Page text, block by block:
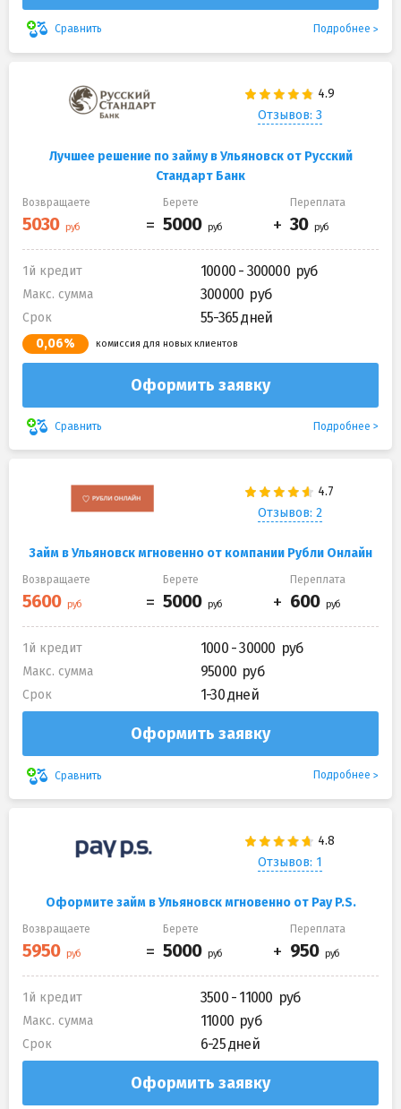
Сравнить Подробнее
Отзывов: 3
Лучшее решение по займу в Ульяновск от Русский
Стандарт Банк
Возвращаете Берете Переплата
1й кредит 10000 - 300000
Макс. сумма 300000
Срок 55-365 дней
0,06% комиссия для новых клиентов
Оформить заявку
Сравнить Подробнее
Отзывов: 2
Займ в Ульяновск мгновенно от компании Рубли Онлайн
Возвращаете Берете Переплата
1й кредит 1000 - 30000
Макс. сумма 95000
Срок 1-30 дней
Оформить заявку
Сравнить Подробнее
Отзывов: 1
Оформите займ в Ульяновск мгновенно от Pay P.S.
Возвращаете Берете Переплата
1й кредит 3500 - 11000
Макс. сумма 11000
Срок 6-25 дней
Оформить заявку